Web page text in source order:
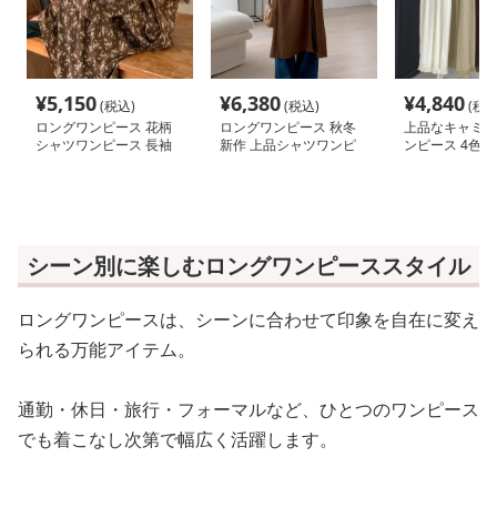
¥5,150(税込)
ロングワンピース 花柄
シャツワンピース 長袖
¥6,380(税込)
ロングワンピース 秋冬
新作 上品シャツワンピ
¥4,840(税
上品なキャミ
ンピース 4色
シーン別に楽しむロングワンピーススタイル
ロングワンピースは、シーンに合わせて印象を自在に変え
られる万能アイテム。
通勤・休日・旅行・フォーマルなど、ひとつのワンピース
でも着こなし次第で幅広く活躍します。